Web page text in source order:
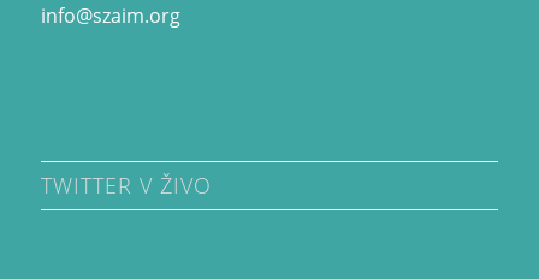
info@szaim.org
TWITTER V ŽIVO